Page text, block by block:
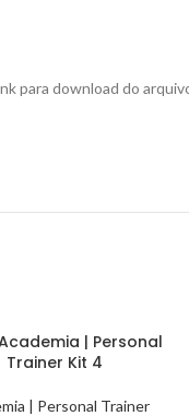
para download do
Academia | Personal
Trainer Kit 4
| Personal Trainer